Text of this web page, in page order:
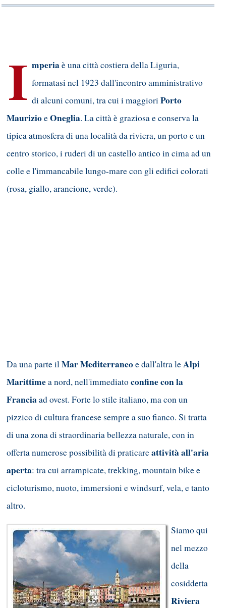
I mperiaè una città costiera della Liguria,
formatasi nel 1923 dall'incontro amministrativo
di alcuni comuni, tra cui i maggiori Porto
MaurizioeOneglia. La città è graziosa e conserva la
tipica atmosfera di una località da riviera, un porto e un
centro storico, i ruderi di un castello antico in cima ad un
colle e l'immancabile lungo-mare con gli edifici colorati
(rosa, giallo, arancione, verde).
Da una parte ilMar Mediterraneoe dall'altra leAlpi
Marittimea nord, nell'immediatoconfine con la
Franciaad ovest. Forte lo stile italiano, ma con un
pizzico di cultura francese sempre a suo fianco. Si tratta
di una zona di straordinaria bellezza naturale, con in
offerta numerose possibilità di praticareattività all'aria
aperta: tra cui arrampicate, trekking, mountain bike e
cicloturismo, nuoto, immersioni e windsurf, vela, e tanto
altro.
Siamo qui
nel mezzo
della
cosiddetta
Riviera